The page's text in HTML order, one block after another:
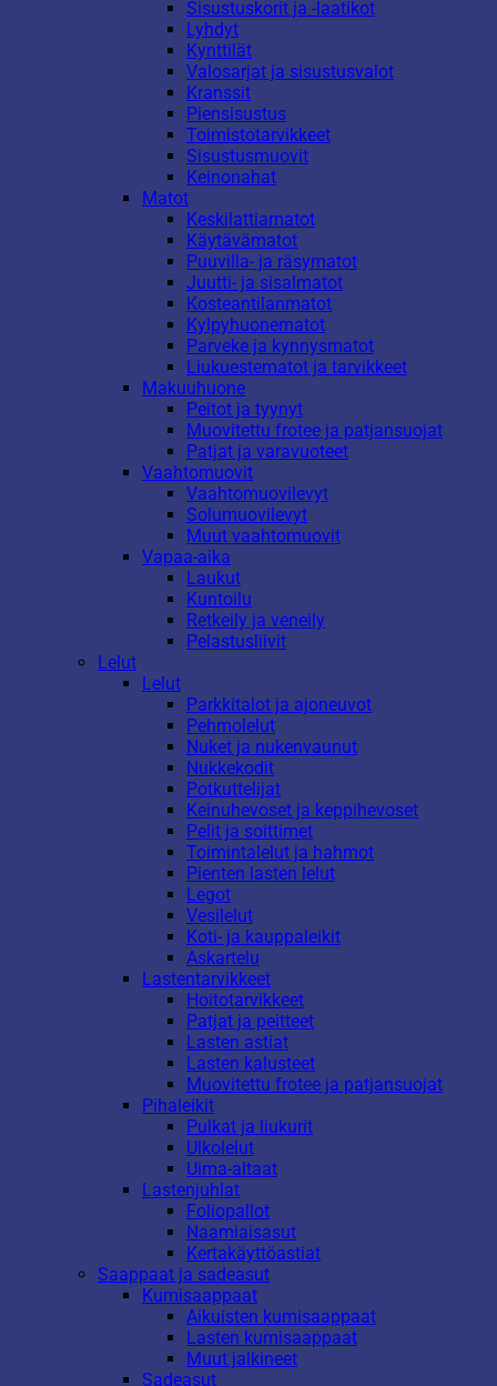
Sisustuskorit ja -laatikot
Lyhdyt
Kynttilät
Valosarjat ja sisustusvalot
Kranssit
Piensisustus
Toimistotarvikkeet
Sisustusmuovit
Keinonahat
Matot
Keskilattiamatot
Käytävämatot
Puuvilla- ja räsymatot
Juutti- ja sisalmatot
Kosteantilanmatot
Kylpyhuonematot
Parveke ja kynnysmatot
Liukuestematot ja tarvikkeet
Makuuhuone
Peitot ja tyynyt
Muovitettu frotee ja patjansuojat
Patjat ja varavuoteet
Vaahtomuovit
Vaahtomuovilevyt
Solumuovilevyt
Muut vaahtomuovit
Vapaa-aika
Laukut
Kuntoilu
Retkeily ja veneily
Pelastusliivit
Lelut
Lelut
Parkkitalot ja ajoneuvot
Pehmolelut
Nuket ja nukenvaunut
Nukkekodit
Potkuttelijat
Keinuhevoset ja keppihevoset
Pelit ja soittimet
Toimintalelut ja hahmot
Pienten lasten lelut
Legot
Vesilelut
Koti- ja kauppaleikit
Askartelu
Lastentarvikkeet
Hoitotarvikkeet
Patjat ja peitteet
Lasten astiat
Lasten kalusteet
Muovitettu frotee ja patjansuojat
Pihaleikit
Pulkat ja liukurit
Ulkolelut
Uima-altaat
Lastenjuhlat
Foliopallot
Naamiaisasut
Kertakäyttöastiat
Saappaat ja sadeasut
Kumisaappaat
Aikuisten kumisaappaat
Lasten kumisaappaat
Muut jalkineet
Sadeasut